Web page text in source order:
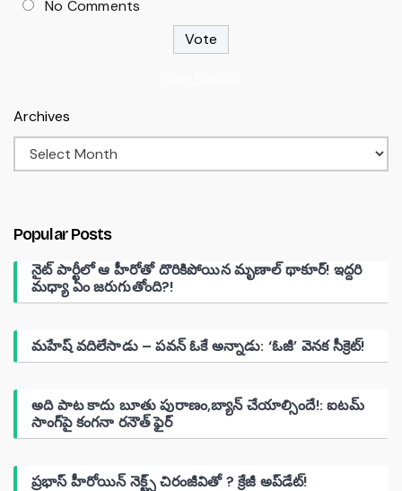
No Comments
Archives
Popular Posts
నైట్ పార్టీలో ఆ హీరోతో దొరికిపోయిన మృణాల్ థాకూర్! ఇద్దరి
మధ్యా ఏం జరుగుతోంది?!
మహేష్ వదిలేసాడు – పవన్ ఓకే అన్నాడు: ‘ఓజీ’ వెనక సీక్రెట్!
అది పాట కాదు బూతు పురాణం,బ్యాన్ చేయాల్సిందే!: ఐటమ్
సాంగ్‌పై కంగనా రనౌత్ ఫైర్
ప్రభాస్ హీరోయిన్ నెక్ట్స్ చిరంజీవితో ? క్రేజీ అప్‌డేట్!